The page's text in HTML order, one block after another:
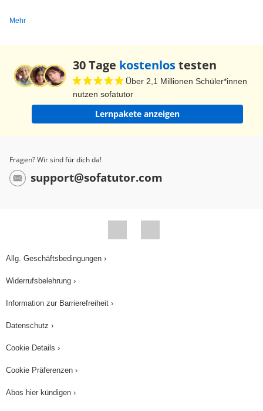
Mehr
30 Tage kostenlostesten
Über 2,1 Millionen Schüler*innen
nutzen sofatutor
Lernpakete anzeigen
Fragen? Wir sind für dich da!
support@sofatutor.com
Allg. Geschäftsbedingungen ›
Widerrufsbelehrung ›
Information zur Barrierefreiheit ›
Datenschutz ›
Cookie Details ›
Cookie Präferenzen ›
Abos hier kündigen ›